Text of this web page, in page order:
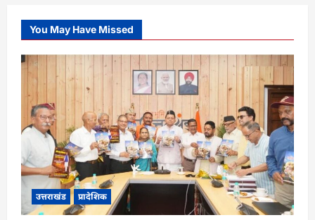
You May Have Missed
उत्तराखंड प्रादेशिक